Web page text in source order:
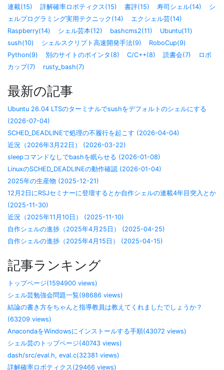
連載(15)
詳解確率ロボティクス(15) 書評(15) 寿司シェル(14)
シ
ェルプログラミング実用テクニック(14)
エクシェル芸(14)
Raspberry(14)
シェル芸本(12) bashcms2(11)
Ubuntu(11)
sush(10)
シェルスクリプト高速開発手法(9)
RoboCup(9)
Python(9)
別のサイトのポインタ(8) C/C++(8) 読書会(7)
ロボ
カップ(7)
rusty_bash(7)
最新の記事
Ubuntu 26.04 LTSのターミナルでsushをデフォルトのシェルにする
(2026-07-04)
SCHED_DEADLINEで処理の不履行を起こす (2026-04-04)
近況（2026年3月22日） (2026-03-22)
sleepコマンドなしでbashを眠らせる (2026-01-08)
LinuxのSCHED_DEADLINEの動作確認 (2026-01-04)
2025年の生産物 (2025-12-21)
12月2日にRSJセミナーに登壇するとか自作シェルの連載4年目突入とか
(2025-11-30)
近況（2025年11月10日） (2025-11-10)
自作シェルの進捗（2025年4月25日） (2025-04-25)
自作シェルの進捗（2025年4月15日） (2025-04-15)
記事ランキング
トップページ(1594900 views)
シェル芸勉強会問題一覧(98686 views)
結論の書き方をちゃんと指導教員は教えてくれましたでしょうか？
(63209 views)
AnacondaをWindowsにインストールする手順(43072 views)
シェル芸のトップページ(40743 views)
dash/src/eval.h, eval.c(32381 views)
詳解確率ロボティクス(29466 views)